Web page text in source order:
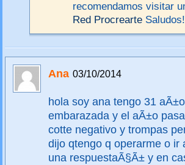
recomendamos visitar
Red Procrearte Saludos!
Ana 03/10/2014
hola soy ana tengo 31
embarazada y el aÃ±o
cotte negativo y trompas
dijo qtengo q operarme o ir
una respuestaÃ§Ã± y en